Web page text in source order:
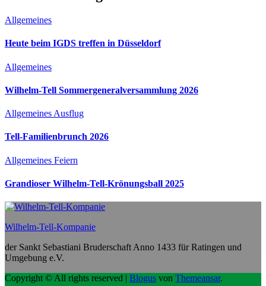
Allgemeines
Heute beim IGDS treffen in Düsseldorf
Allgemeines
Wilhelm-Tell Sommergeneralversammlung 2026
Allgemeines Ausflug
Tell-Familienbrunch 2026
Allgemeines Feiern
Grandioser Wilhelm-Tell-Krönungsball 2025
Wilhelm-Tell-Kompanie
der Sankt Sebastiani Bruderschaft Anno 1433 für Ratingen und
Umgebung e.V.
Copyright © All rights reserved | Blogus von Themeansar.